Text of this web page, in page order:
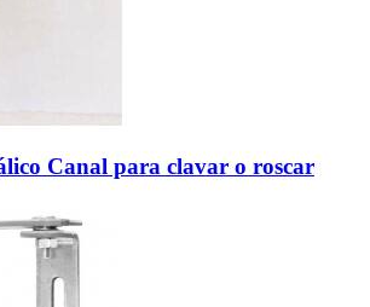
Canal para clavar o roscar